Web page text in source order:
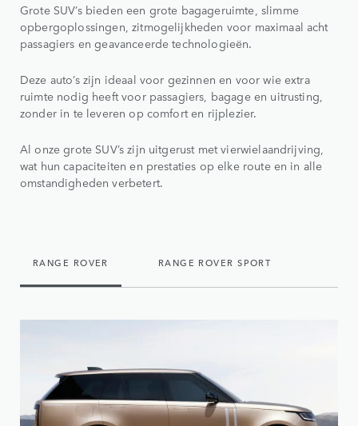
Grote SUV’s bieden een grote bagageruimte, slimme
opbergoplossingen, zitmogelijkheden voor maximaal acht
passagiers en geavanceerde technologieën.
Deze auto’s zijn ideaal voor gezinnen en voor wie extra
ruimte nodig heeft voor passagiers, bagage en uitrusting,
zonder in te leveren op comfort en rijplezier.
Al onze grote SUV’s zijn uitgerust met vierwielaandrijving,
wat hun capaciteiten en prestaties op elke route en in alle
omstandigheden verbetert.
RANGE ROVER RANGE ROVER SPORT